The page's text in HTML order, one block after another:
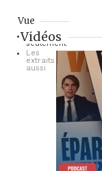
Vue
Les titres
seulement
Les
extraits
aussi
Vidéos